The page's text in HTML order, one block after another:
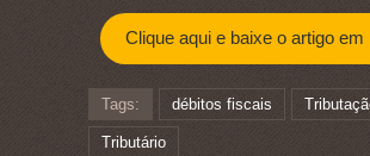
Clique aqui e baixe o artigo em
Tags: débitos fiscais
Tributário